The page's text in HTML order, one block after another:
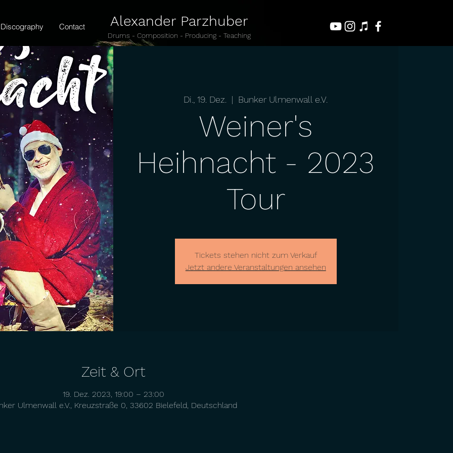
Discography Contact Alexander Parzhuber
Drums - Composition - Producing - Teaching
Di., 19. Dez.
  |
Bunker Ulmenwall e.V.
Weiner's
Heihnacht - 2023
Tour
Tickets stehen nicht zum Verkauf
Jetzt andere Veranstaltungen ansehen
Zeit & Ort
19. Dez. 2023, 19:00 – 23:00
Ulmenwall e.V., Kreuzstraße 0, 33602 Bielefeld, Deutschland